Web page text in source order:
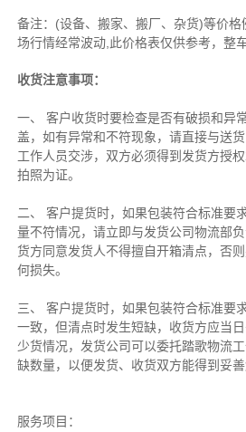
备注： (设备、搬家、搬厂、杂货)等价
场行情经常波动,此价格表仅供参考，整
收货注意事项：
一、 客户收货时要检查是否有破损和异
盖，如有异常和不符现象，请直接与送
工作人员交涉，双方必须得到发货方授
拍照为证。
二、 客户提货时，如果包装符合标准要
量不符情况，请立即与发货公司物流部
货方同意发货人不得擅自开箱清点，否
何损失。
三、 客户提货时，如果包装符合标准要
一致，但清点时发生短缺，收货方应当
少货情况，发货公司可以委托踏歌物流
缺数量，以便发货、收货双方能得到妥善
服务项目：